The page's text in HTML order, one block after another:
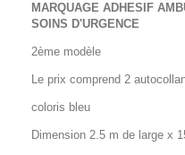
MARQUAGE ADHESIF
SOINS D'URGENCE
2ème modèle
Le prix comprend 2
coloris bleu
Dimension 2.5 m de large x